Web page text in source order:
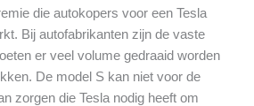
die autokopers voor een Tesla
Bij autofabrikanten zijn de vaste
er veel volume gedraaid worden
De model S kan niet voor de
zorgen die Tesla nodig heeft om